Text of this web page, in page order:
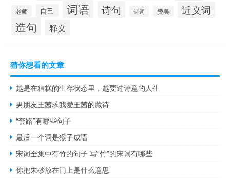
老师 自己 词语 诗句 诗词 赞美 近义词
造句 释义
猜你想看的文章
越是在糟糕的生存状态里，越要过诗意的人生
男朋友王茜求我爱王茜的藏诗
“套路”有哪些句子
最后一个词是猴子成语
宋词全集中有竹的句子 写“竹”的宋词有哪些
你把朱砂放在门上是什么意思